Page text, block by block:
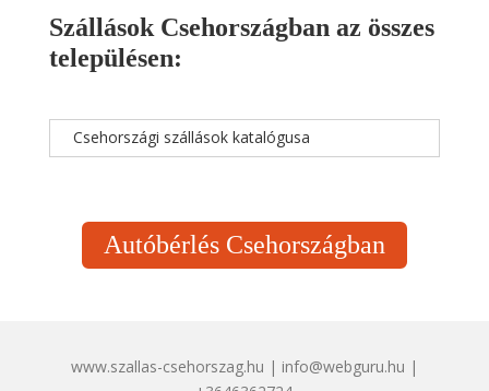
Szállások Csehországban az összes
településen:
Csehországi szállások katalógusa
Autóbérlés Csehországban
www.szallas-csehorszag.hu | info@webguru.hu |